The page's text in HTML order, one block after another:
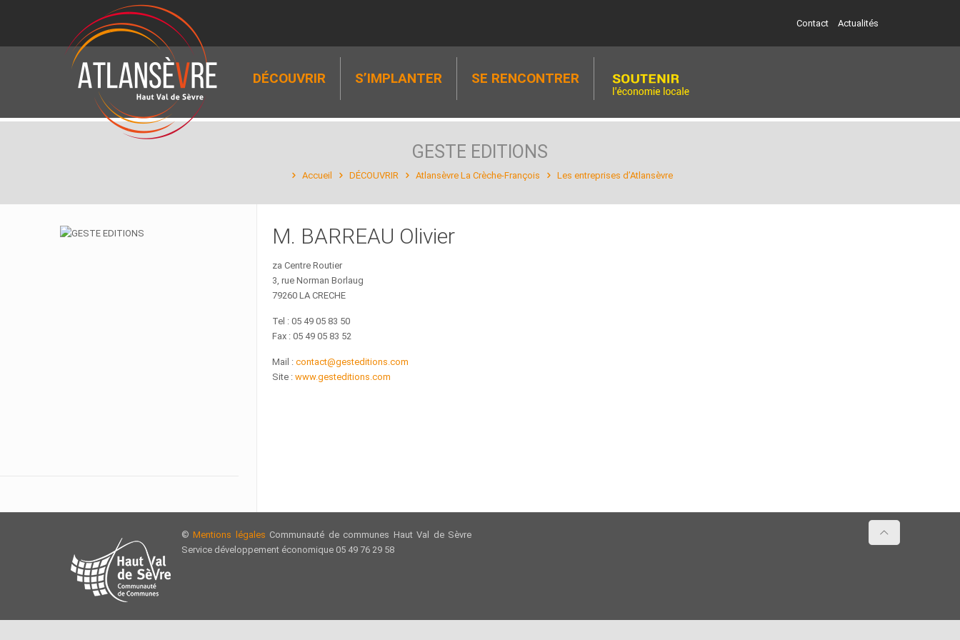
Contact Actualités
DÉCOUVRIR S’IMPLANTER SE RENCONTRER
GESTE EDITIONS
Accueil DÉCOUVRIR Atlansèvre La Crèche-François Les entreprises d’Atlansèvre
M. BARREAU Olivier
za Centre Routier
3, rue Norman Borlaug
79260 LA CRECHE
Tel : 05 49 05 83 50
Fax : 05 49 05 83 52
Mail : contact@gesteditions.com
Site : www.gesteditions.com
©Mentions légales Communauté de communes Haut Val de Sèvre
Service développement économique 05 49 76 29 58